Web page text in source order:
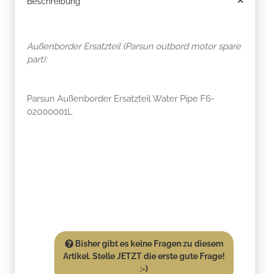
Außenborder Ersatzteil (Parsun outbord motor spare
part):
Parsun Außenborder Ersatzteil Water Pipe F6-
02000001L
Bisher gibt es keine Fragen zu diesem
Artikel. Stelle JETZT die erste gute Frage!
:-)